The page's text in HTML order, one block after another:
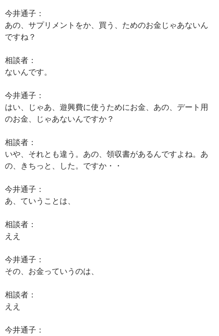
今井通子：
あの、サプリメントをか、買う、ためのお金じゃあないん
ですね？
相談者：
ないんです。
今井通子：
はい、じゃあ、遊興費に使うためにお金、あの、デート用
のお金、じゃあないんですか？
相談者：
いや、それとも違う。あの、領収書があるんですよね。あ
の、きちっと、した。ですか・・
今井通子：
あ、ていうことは、
相談者：
ええ
今井通子：
その、お金っていうのは、
相談者：
ええ
今井通子：